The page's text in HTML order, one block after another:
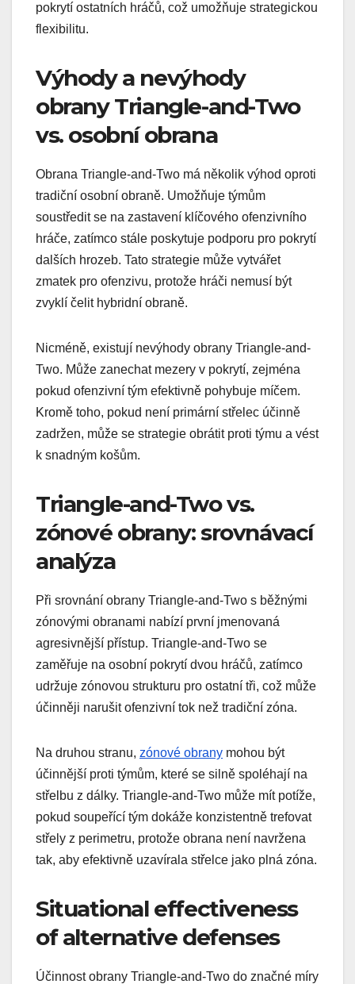
pokrytí ostatních hráčů, což umožňuje strategickou
flexibilitu.
Výhody a nevýhody
obrany Triangle-and-Two
vs. osobní obrana
Obrana Triangle-and-Two má několik výhod oproti
tradiční osobní obraně. Umožňuje týmům
soustředit se na zastavení klíčového ofenzivního
hráče, zatímco stále poskytuje podporu pro pokrytí
dalších hrozeb. Tato strategie může vytvářet
zmatek pro ofenzivu, protože hráči nemusí být
zvyklí čelit hybridní obraně.
Nicméně, existují nevýhody obrany Triangle-and-
Two. Může zanechat mezery v pokrytí, zejména
pokud ofenzivní tým efektivně pohybuje míčem.
Kromě toho, pokud není primární střelec účinně
zadržen, může se strategie obrátit proti týmu a vést
k snadným košům.
Triangle-and-Two vs.
zónové obrany: srovnávací
analýza
Při srovnání obrany Triangle-and-Two s běžnými
zónovými obranami nabízí první jmenovaná
agresivnější přístup. Triangle-and-Two se
zaměřuje na osobní pokrytí dvou hráčů, zatímco
udržuje zónovou strukturu pro ostatní tři, což může
účinněji narušit ofenzivní tok než tradiční zóna.
Na druhou stranu, zónové obrany mohou být
účinnější proti týmům, které se silně spoléhají na
střelbu z dálky. Triangle-and-Two může mít potíže,
pokud soupeřící tým dokáže konzistentně trefovat
střely z perimetru, protože obrana není navržena
tak, aby efektivně uzavírala střelce jako plná zóna.
Situational effectiveness
of alternative defenses
Účinnost obrany Triangle-and-Two do značné míry